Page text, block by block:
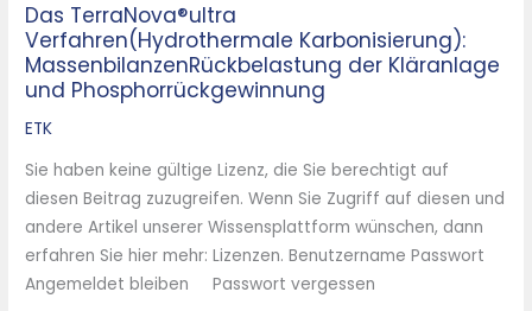
Das TerraNova®ultra
Verfahren(Hydrothermale Karbonisierung):
MassenbilanzenRückbelastung der Kläranlage
und Phosphorrückgewinnung
ETK
Sie haben keine gültige Lizenz, die Sie berechtigt auf
diesen Beitrag zuzugreifen. Wenn Sie Zugriff auf diesen und
andere Artikel unserer Wissensplattform wünschen, dann
erfahren Sie hier mehr: Lizenzen. Benutzername Passwort
Angemeldet bleiben Passwort vergessen
Das
TerraNova®ultra
Verfahren(Hydrothermale
Karbonisierung):
MassenbilanzenRückbelastung
der
Kläranlage
und
Phosphorrückgewinnung